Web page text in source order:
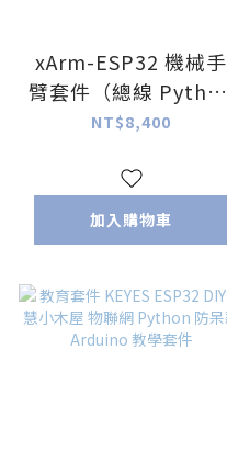
xArm-ESP32 機械手
臂套件（總線 Python
編程 二次開發 含感測
NT$8,400
加入購物車